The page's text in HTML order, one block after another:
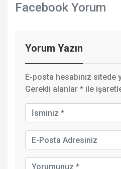
Facebook Yorum
Yorum Yazın
E-posta hesabınız sitede
Gerekli alanlar * ile